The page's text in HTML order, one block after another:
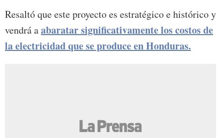
Resaltó que este proyecto es estratégico e histórico y
vendrá aabaratar significativamente los costos de
la electricidad que se produce en Honduras.